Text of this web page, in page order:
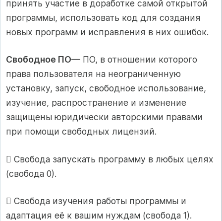
принять участие в доработке самой открытой
программы, использовать код для создания
новых программ и исправления в них ошибок.
Свободное ПО— ПО, в отношении которого
права пользователя на неограниченную
установку, запуск, свободное использование,
изучение, распространение и изменение
защищены юридически авторскими правами
при помощи свободных лицензий.
 Свобода запускать программу в любых целях
(свобода 0).
 Свобода изучения работы программы и
адаптация её к вашим нуждам (свобода 1).